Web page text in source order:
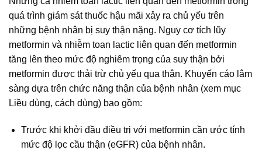
quá trình giám sát thuốc hậu mãi xảy ra chủ yếu trên
những bệnh nhân bị suy thận nặng. Nguy cơ tích lũy
metformin và nhiễm toan lactic liên quan đến metformin
tăng lên theo mức độ nghiêm trọng của suy thận bởi
metformin được thải trừ chủ yếu qua thận. Khuyến cáo lâm
sàng dựa trên chức năng thận của bệnh nhân (xem mục
Liều dùng, cách dùng) bao gồm:
Trước khi khởi đầu điều trị với metformin cần ước tính
mức độ lọc cầu thận (eGFR) của bệnh nhân.